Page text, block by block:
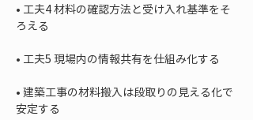
• 工夫4 材料の確認方法と受け入れ基準をそ
•
• 建築工事の材料搬入は段取りの見える化で
安定する